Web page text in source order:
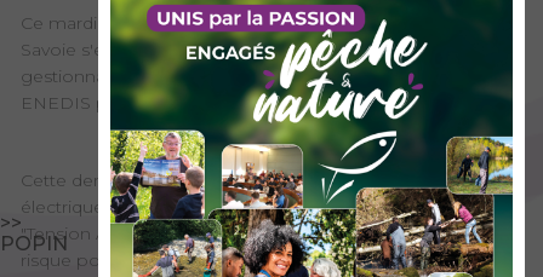
>>
POPIN
Ce mardi 22 octobre 2025, la Fédération de pêche de
Savoie s'est réunie au pôle pêche de Barouchat avec les
gestionnaires du réseau de transport d'électricité RTE et
ENEDIS pour renouveler leur convention de partenariat.
Cette dernière vise à protéger les pêcheurs du risque
électrique, en diffusant la campagne de communication
"Tension Attention" et en identifiant les sites de pêche à
risque pour réaliser des panneautages sur site.